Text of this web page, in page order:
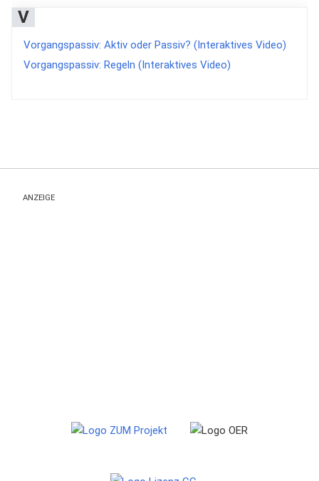
V
Vorgangspassiv: Aktiv oder Passiv? (Interaktives Video)
Vorgangspassiv: Regeln (Interaktives Video)
ANZEIGE